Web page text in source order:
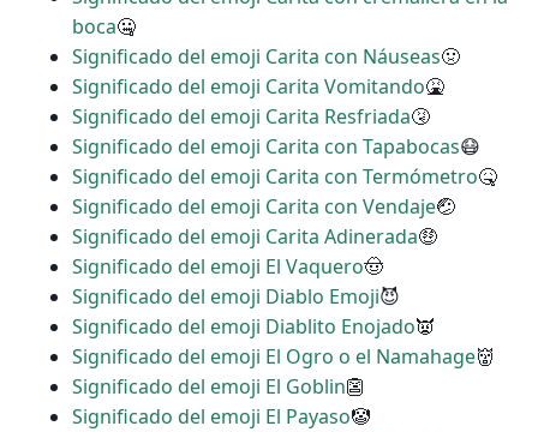
boca🤐
Significado del emoji Carita con Náuseas🤢
Significado del emoji Carita Vomitando🤮
Significado del emoji Carita Resfriada🤧
Significado del emoji Carita con Tapabocas😷
Significado del emoji Carita con Termómetro🤒
Significado del emoji Carita con Vendaje🤕
Significado del emoji Carita Adinerada🤑
Significado del emoji El Vaquero🤠
Significado del emoji Diablo Emoji😈
Significado del emoji Diablito Enojado👿
Significado del emoji El Ogro o el Namahage👹
Significado del emoji El Goblin👺
Significado del emoji El Payaso🤡